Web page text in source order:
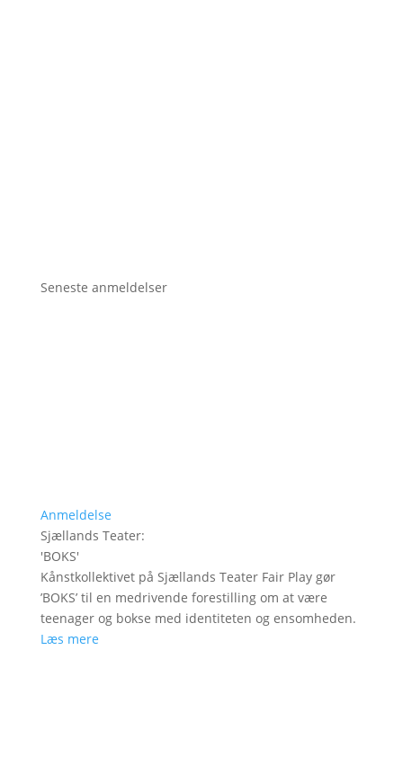
Seneste anmeldelser
Anmeldelse
Sjællands Teater:
'BOKS'
Kånstkollektivet på Sjællands Teater Fair Play gør
’BOKS’ til en medrivende forestilling om at være
teenager og bokse med identiteten og ensomheden.
Læs mere